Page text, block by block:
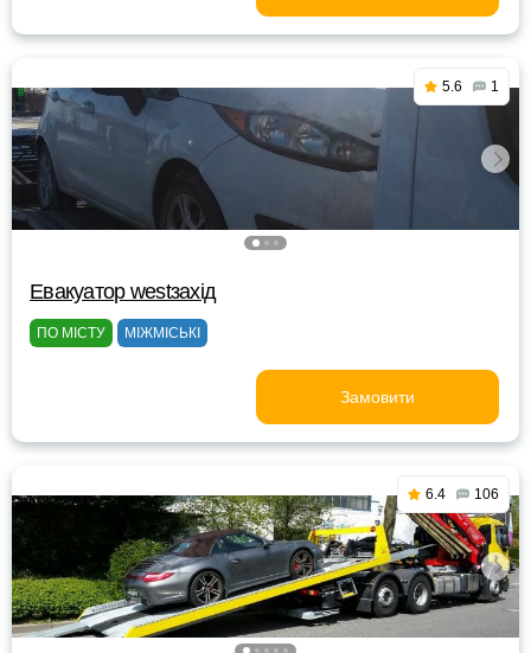
5.6 1
Евакуатор westзахід
ПО МІСТУ МІЖМІСЬКІ
Замовити
6.4 106